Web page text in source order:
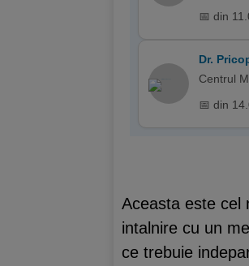
📅 din
Dr.
Centrul
📅 din
Aceasta este cel
intalnire cu un
ce trebuie